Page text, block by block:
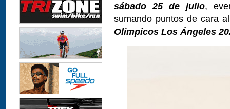
sábado 25 de julio,
sumando puntos de cara
Olímpicos Los Ángeles